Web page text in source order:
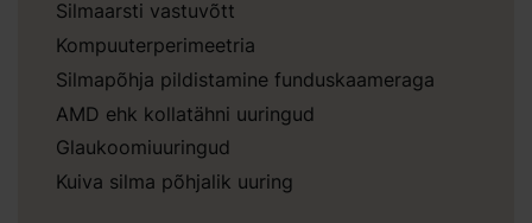
Silmaarsti vastuvõtt
Kompuuterperimeetria
Silmapõhja pildistamine funduskaameraga
AMD ehk kollatähni uuringud
Glaukoomiuuringud
Kuiva silma põhjalik uuring